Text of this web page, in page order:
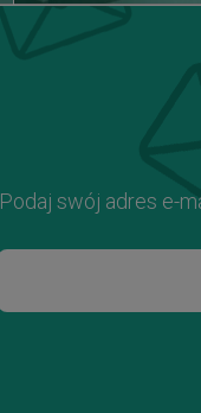
Podaj swój adres e-